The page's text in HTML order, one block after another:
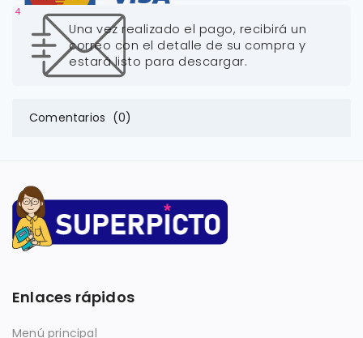
4
Una vez realizado el pago, recibirá un
correo con el detalle de su compra y
estará listo para descargar.
Comentarios (0)
Enlaces rápidos
Menú principal